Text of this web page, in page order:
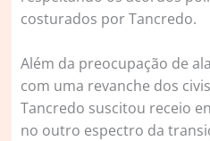
costurados por Tancredo.
Além da preocupação de
com uma revanche dos
Tancredo suscitou receio
no outro espectro da